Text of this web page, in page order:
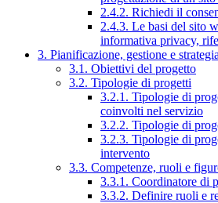
2.4.2. Richiedi il
2.4.3. Le basi del sito
informativa privacy,
3. Pianificazione, gestione e strategia
3.1. Obiettivi del progetto
3.2. Tipologie di progetti
3.2.1. Tipologie di
coinvolti nel servizio
3.2.2. Tipologie di
3.2.3. Tipologie di
intervento
3.3. Competenze, ruoli e
3.3.1. Coordinatore di
3.3.2. Definire ruoli e